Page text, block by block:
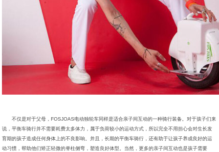
不仅是对于父母，FOSJOAS电动独轮车同样是适合亲子间互动的一种骑行装备。对于孩子们来
说，平衡车骑行并不需要耗费太多体力，属于负荷较小的运动方式，所以完全不用担心会对生长发
育期的孩子造成任何身体上的不良影响。并且，长期的平衡车骑行，还有助于让孩子养成良好的运
动习惯，帮助他们矫正轻微的脊柱侧弯，塑造良好体型。当然，更多的亲子间互动也是孩子需要